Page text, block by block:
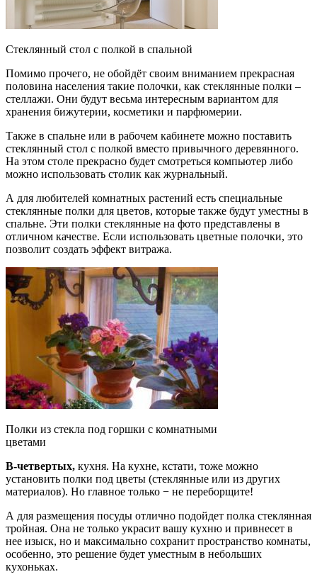
Стеклянный стол с полкой в спальной
Помимо прочего, не обойдёт своим вниманием прекрасная
половина населения такие полочки, как стеклянные полки –
стеллажи. Они будут весьма интересным вариантом для
хранения бижутерии, косметики и парфюмерии.
Также в спальне или в рабочем кабинете можно поставить
стеклянный стол с полкой вместо привычного деревянного.
На этом столе прекрасно будет смотреться компьютер либо
можно использовать столик как журнальный.
А для любителей комнатных растений есть специальные
стеклянные полки для цветов, которые также будут уместны в
спальне. Эти полки стеклянные на фото представлены в
отличном качестве. Если использовать цветные полочки, это
позволит создать эффект витража.
Полки из стекла под горшки с комнатными
цветами
В-четвертых, кухня. На кухне, кстати, тоже можно
установить полки под цветы (стеклянные или из других
материалов). Но главное только − не переборщите!
А для размещения посуды отлично подойдет полка стеклянная
тройная. Она не только украсит вашу кухню и привнесет в
нее изыск, но и максимально сохранит пространство комнаты,
особенно, это решение будет уместным в небольших
кухоньках.